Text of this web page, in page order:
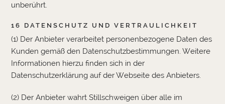
unberührt.
16 DATENSCHUTZ UND VERTRAULICHKEIT
(1) Der Anbieter verarbeitet personenbezogene Daten des
Kunden gemäß den Datenschutzbestimmungen. Weitere
Informationen hierzu finden sich in der
Datenschutzerklärung auf der Webseite des Anbieters.
(2) Der Anbieter wahrt Stillschweigen über alle im